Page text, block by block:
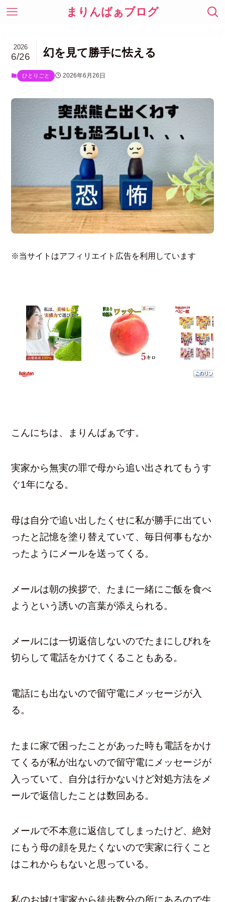
まりんばぁブログ
幻を見て勝手に怯える
2026
6/26
ひとりごと 2026年6月26日
※当サイトはアフィリエイト広告を利用しています
こんにちは、まりんばぁです。
実家から無実の罪で母から追い出されてもうす
ぐ1年になる。
母は自分で追い出したくせに私が勝手に出てい
ったと記憶を塗り替えていて、毎日何事もなか
ったようにメールを送ってくる。
メールは朝の挨拶で、たまに一緒にご飯を食べ
ようという誘いの言葉が添えられる。
メールには一切返信しないのでたまにしびれを
切らして電話をかけてくることもある。
電話にも出ないので留守電にメッセージが入
る。
たまに家で困ったことがあった時も電話をかけ
てくるが私が出ないので留守電にメッセージが
入っていて、自分は行かないけど対処方法をメ
ールで返信したことは数回ある。
メールで不本意に返信してしまったけど、絶対
にもう母の顔を見たくないので実家に行くこと
はこれからもないと思っている。
私のお城は実家から徒歩数分の所にあるので生